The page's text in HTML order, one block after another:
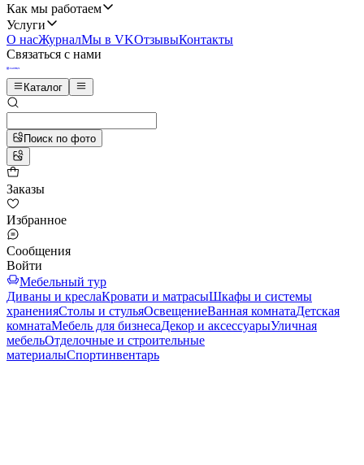
Как мы работаем
Услуги
О насЖурналМы в VKОтзывыКонтакты
Связаться с нами
Каталог
Поиск по фото
Заказы
Избранное
Сообщения
Войти
Мебельный тур
Диваны и креслаКровати и матрасыШкафы и системы
храненияСтолы и стульяОсвещениеВанная комнатаДетская
комнатаМебель для бизнесаДекор и аксессуарыУличная
мебельОтделочные и строительные
материалыСпортинвентарь